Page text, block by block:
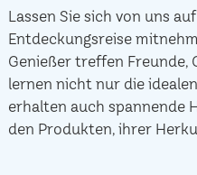
Lassen Sie sich von uns
Entdeckungsreise
Genießer treffen Freunde,
lernen nicht nur die
erhalten auch spannende
den Produkten, ihrer